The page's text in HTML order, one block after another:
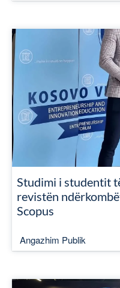
Studimi i studentit
revistën
Scopus
Angazhim Publik